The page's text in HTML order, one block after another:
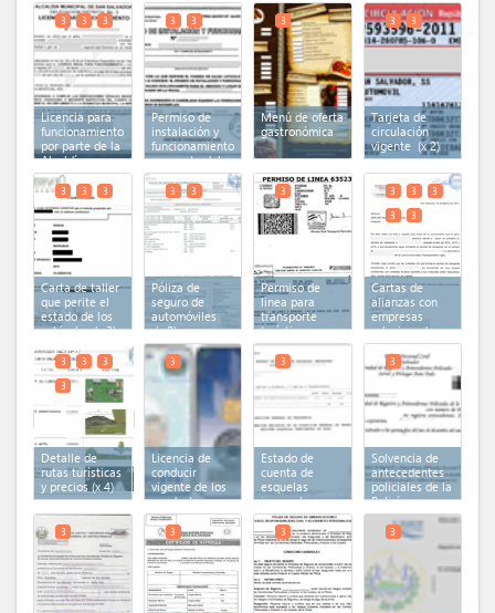
turismo
Licencia para
funcionamiento
por parte de la
Alcaldía
Municipal(x 3)
3 3 3
Permiso de
instalación y
funcionamiento
por parte del
MSPAS(x 2)
3 3
Menú de oferta
gastronómica
3
Tarjeta de
circulación
vigente (x 2)
3 3
Carta de taller
que perite el
estado de los
vehículos(x 3)
3 3 3
Póliza de
seguro de
automóviles
(x 2)
3 3
Permiso de
línea para
transporte
turístico
emitido por
VMT
3
Cartas de
alianzas con
empresas
relacionadas a
la actividad
turística(x 5)
3 3
3
3
3
Detalle de
rutas turísticas
y precios (x 4)
3 3
3
3
Licencia de
conducir
vigente de los
conductores
3
Estado de
cuenta de
esquelas
impuestas
3
Solvencia de
antecedentes
policiales de la
Policía
Nacional Civil
de El Salvador
3
3 3 3 3